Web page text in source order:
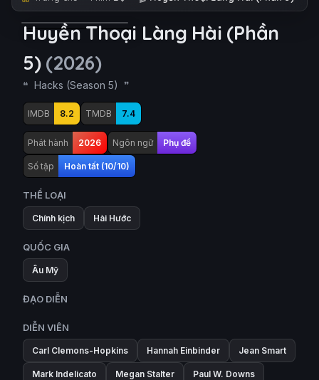
Huyền Thoại Làng Hài (Phần
5) (2026)
Hacks (Season 5)
IMDB 8.2 TMDB 7.4
Phát hành 2026 Ngôn ngữ Phụ đề
Số tập Hoàn tất (10/10)
THỂ LOẠI
Chính kịch Hài Hước
QUỐC GIA
Âu Mỹ
ĐẠO DIỄN
DIỄN VIÊN
Carl Clemons-Hopkins Hannah Einbinder Jean Smart
Mark Indelicato Megan Stalter Paul W. Downs